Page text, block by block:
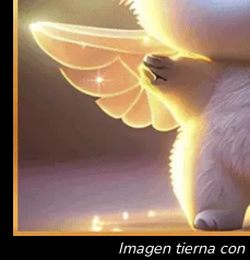
Imagen tierna